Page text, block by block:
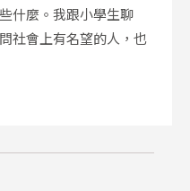
什麼。我跟小學生聊
社會上有名望的人，也